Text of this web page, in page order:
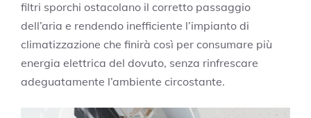
filtri sporchi ostacolano il corretto passaggio
dell’aria e rendendo inefficiente l’impianto di
climatizzazione che finirà così per consumare più
energia elettrica del dovuto, senza rinfrescare
adeguatamente l’ambiente circostante.